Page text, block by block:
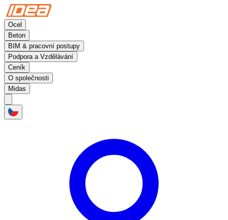
Ocel
Beton
BIM & pracovní postupy
Podpora a Vzdělávání
Ceník
O společnosti
Midas